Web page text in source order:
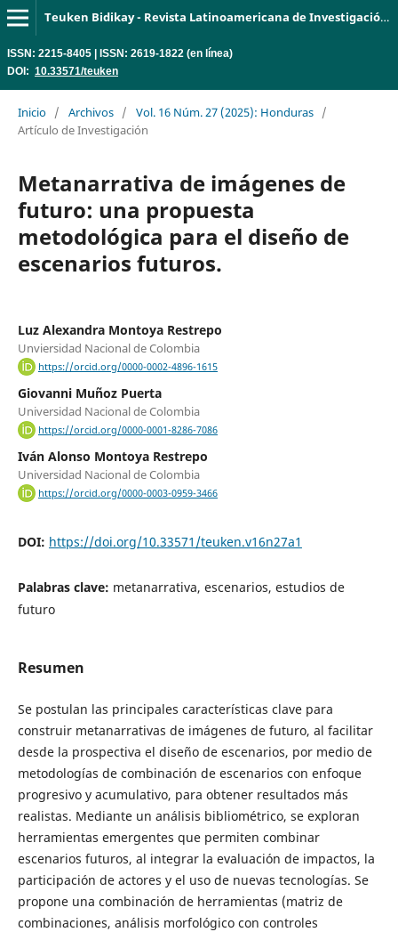
Teuken Bidikay - Revista Latinoamericana de Investigación en Organizaciones, Ambiente y Sociedad
ISSN: 2215-8405 | ISSN: 2619-1822 (en línea)
DOI: 10.33571/teuken
Inicio / Archivos / Vol. 16 Núm. 27 (2025): Honduras /
Artículo de Investigación
Metanarrativa de imágenes de
futuro: una propuesta
metodológica para el diseño de
escenarios futuros.
Luz Alexandra Montoya Restrepo
Unviersidad Nacional de Colombia
https://orcid.org/0000-0002-4896-1615
Giovanni Muñoz Puerta
Universidad Nacional de Colombia
https://orcid.org/0000-0001-8286-7086
Iván Alonso Montoya Restrepo
Universidad Nacional de Colombia
https://orcid.org/0000-0003-0959-3466
DOI: https://doi.org/10.33571/teuken.v16n27a1
Palabras clave: metanarrativa, escenarios, estudios de
futuro
Resumen
Se postulan las principales características clave para
construir metanarrativas de imágenes de futuro, al facilitar
desde la prospectiva el diseño de escenarios, por medio de
metodologías de combinación de escenarios con enfoque
progresivo y acumulativo, para obtener resultados más
realistas. Mediante un análisis bibliométrico, se exploran
herramientas emergentes que permiten combinar
escenarios futuros, al integrar la evaluación de impactos, la
participación de actores y el uso de nuevas tecnologías. Se
propone una combinación de herramientas (matriz de
combinaciones, análisis morfológico con controles